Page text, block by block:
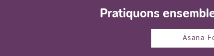
Pratiquons
Āsana